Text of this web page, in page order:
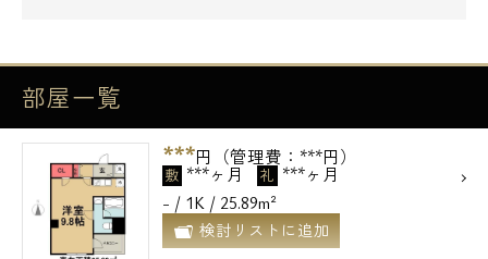
部屋一覧
***円（管理費：***円）
敷 ***ヶ月 礼 ***ヶ月
- / 1K / 25.89m²
検討リストに追加